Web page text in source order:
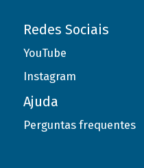
Redes Sociais
YouTube
Instagram
Ajuda
Perguntas frequentes